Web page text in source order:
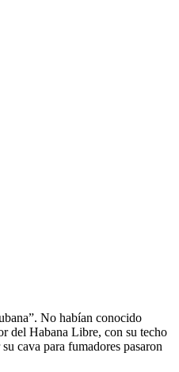
No habían conocido
del Habana Libre, con su techo
cava para fumadores pasaron